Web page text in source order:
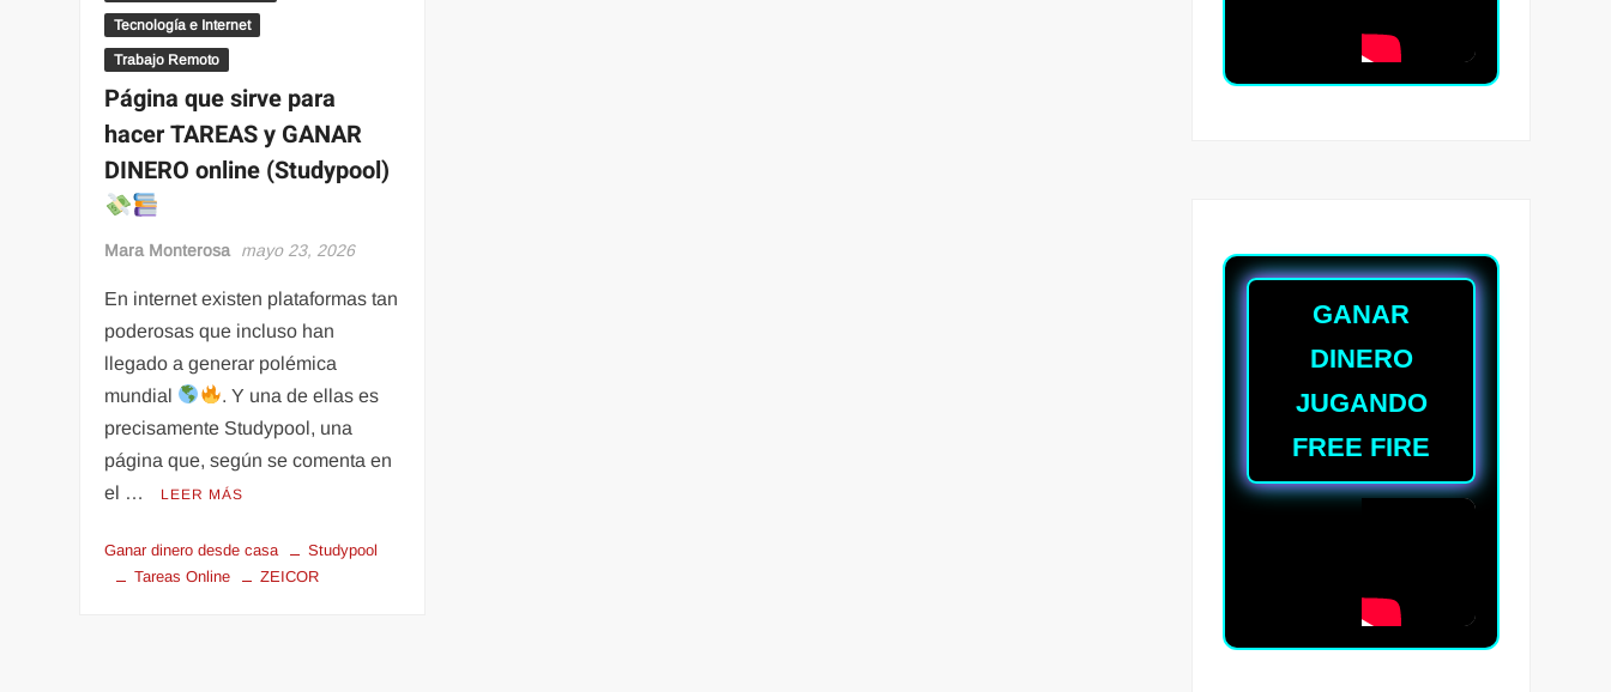
Tecnología e Internet
Trabajo Remoto
Página que sirve para
hacer TAREAS y GANAR
DINERO online (Studypool)
Mara Monterosa mayo 23, 2026
En internet existen plataformas tan
poderosas que incluso han
llegado a generar polémica
mundial
. Y una de ellas es
precisamente Studypool, una
página que, según se comenta en
el …
LEER MÁS
Ganar dinero desde casa
Studypool
Tareas Online
ZEICOR
GANAR
DINERO
JUGANDO
FREE FIRE